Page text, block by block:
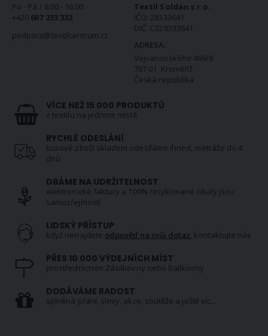
Po - Pá / 8:00 - 16:00
+420 607 233 332
podpora@textilcentrum.cz
Textil Soldán s.r.o.
IČO: 28333641
DIČ: CZ28333641
ADRESA:
Vejvanovského 469/8
767 01 Kroměříž
Česká republika
VÍCE NEŽ 15 000 PRODUKTŮ
z textilu na jednom místě
RYCHLÉ ODESLÁNÍ
kusové zboží skladem odesíláme ihned, metráže do 4
dnů
DBÁME NA UDRŽITELNOST
elektronické faktury a 100% recyklované obaly jsou
samozřejmostí
LIDSKÝ PŘÍSTUP
když nenajdete odpověď na svůj dotaz, kontaktujte nás
PŘES 10 000 VÝDEJNÍCH MÍST
prostřednictvím Zásilkovny nebo Balíkovny
DODÁVÁME RADOST
splněná přání, slevy, akce, soutěže a ještě víc...